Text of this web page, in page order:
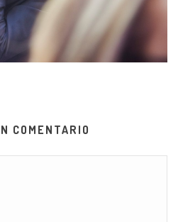
COMENTARIO